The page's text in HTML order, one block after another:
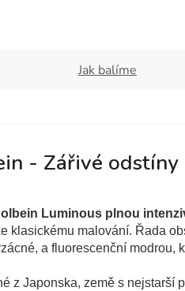
Jak balíme
- Zářivé odstíny
Luminous plnou
klasickému malování. Řada
a fluorescenční modrou,
z Japonska, země s nejstarší